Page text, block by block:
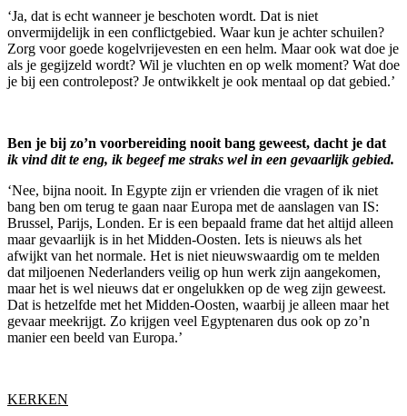
‘Ja, dat is echt wanneer je beschoten wordt. Dat is niet
onvermijdelijk in een conflictgebied. Waar kun je achter schuilen?
Zorg voor goede kogelvrijevesten en een helm. Maar ook wat doe je
als je gegijzeld wordt? Wil je vluchten en op welk moment? Wat doe
je bij een controlepost? Je ontwikkelt je ook mentaal op dat gebied.’
Ben je bij zo’n voorbereiding nooit bang geweest, dacht je dat
ik vind dit te eng, ik begeef me straks wel in een gevaarlijk gebied.
‘Nee, bijna nooit. In Egypte zijn er vrienden die vragen of ik niet
bang ben om terug te gaan naar Europa met de aanslagen van IS:
Brussel, Parijs, Londen. Er is een bepaald frame dat het altijd alleen
maar gevaarlijk is in het Midden-Oosten. Iets is nieuws als het
afwijkt van het normale. Het is niet nieuwswaardig om te melden
dat miljoenen Nederlanders veilig op hun werk zijn aangekomen,
maar het is wel nieuws dat er ongelukken op de weg zijn geweest.
Dat is hetzelfde met het Midden-Oosten, waarbij je alleen maar het
gevaar meekrijgt. Zo krijgen veel Egyptenaren dus ook op zo’n
manier een beeld van Europa.’
KERKEN